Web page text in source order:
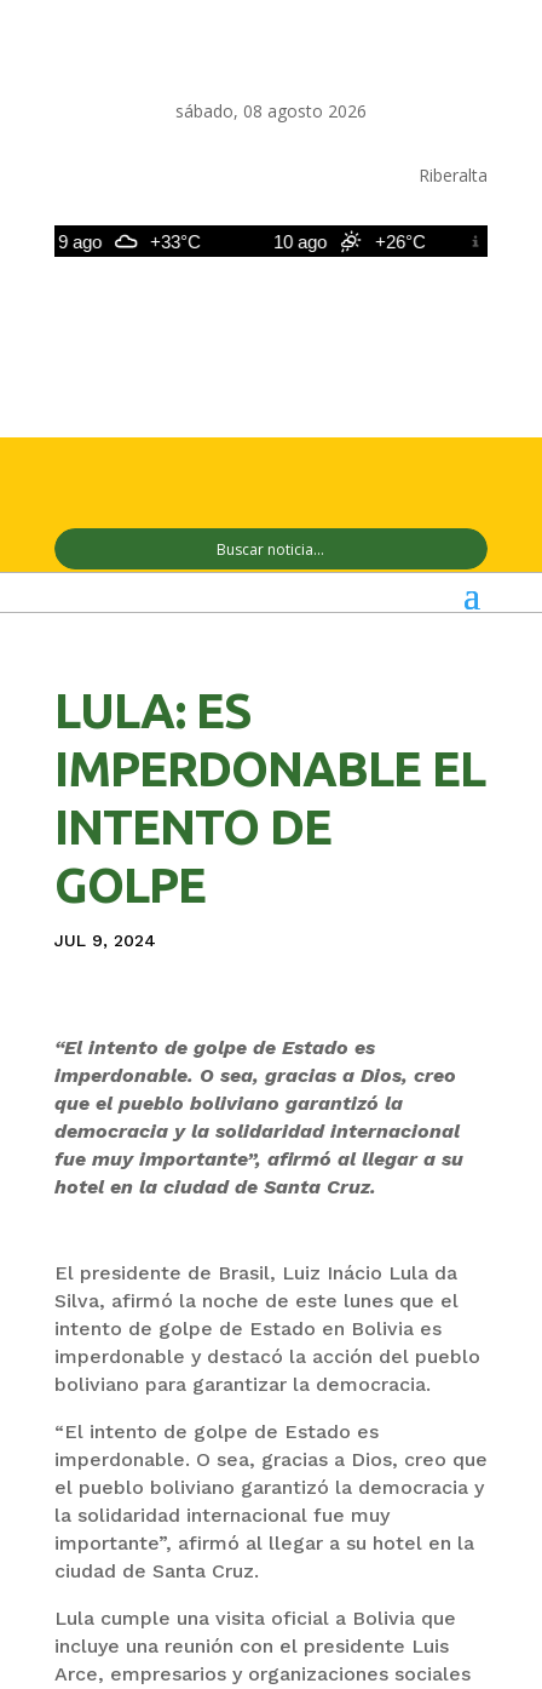
sábado, 08 agosto 2026
Riberalta
9 ago +33°C 10 ago +26°C 11 ago
LULA: ES
IMPERDONABLE EL
INTENTO DE
GOLPE
JUL 9, 2024
“El intento de golpe de Estado es
imperdonable. O sea, gracias a Dios, creo
que el pueblo boliviano garantizó la
democracia y la solidaridad internacional
fue muy importante”, afirmó al llegar a su
hotel en la ciudad de Santa Cruz.
El presidente de Brasil, Luiz Inácio Lula da
Silva, afirmó la noche de este lunes que el
intento de golpe de Estado en Bolivia es
imperdonable y destacó la acción del pueblo
boliviano para garantizar la democracia.
“El intento de golpe de Estado es
imperdonable. O sea, gracias a Dios, creo que
el pueblo boliviano garantizó la democracia y
la solidaridad internacional fue muy
importante”, afirmó al llegar a su hotel en la
ciudad de Santa Cruz.
Lula cumple una visita oficial a Bolivia que
incluye una reunión con el presidente Luis
Arce, empresarios y organizaciones sociales